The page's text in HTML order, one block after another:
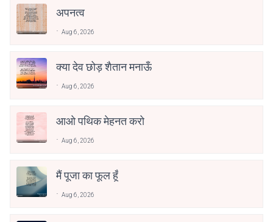
अपनत्व
Aug 6, 2026
क्या देव छोड़ शैतान मनाऊँ
Aug 6, 2026
आओ पथिक मेहनत करो
Aug 6, 2026
मैं पूजा का फूल हूँ
Aug 6, 2026